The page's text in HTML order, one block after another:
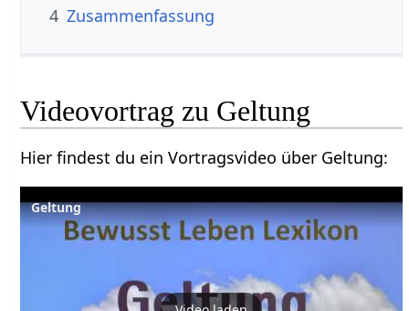
4 Zusammenfassung
Hier findest du ein Vortragsvideo über Geltung‏‎:
Geltung